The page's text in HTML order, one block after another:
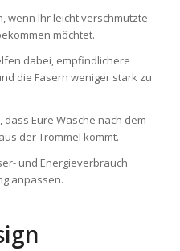
wenn Ihr leicht verschmutzte
möchtet.
dabei, empfindlichere
die Fasern weniger stark zu
dass Eure Wäsche nach dem
der Trommel kommt.
und Energieverbrauch
anpassen.